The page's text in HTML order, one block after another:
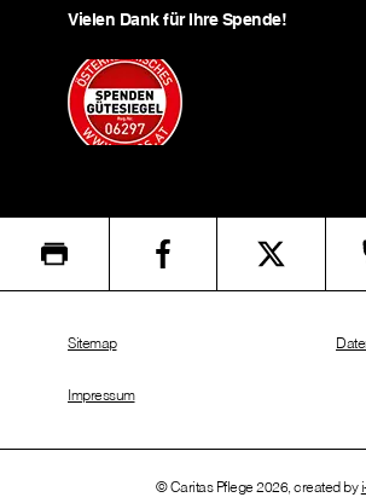
Vielen Dank für Ihre Spende!
© Caritas Pflege 2026, created by
Sitemap
Impressum